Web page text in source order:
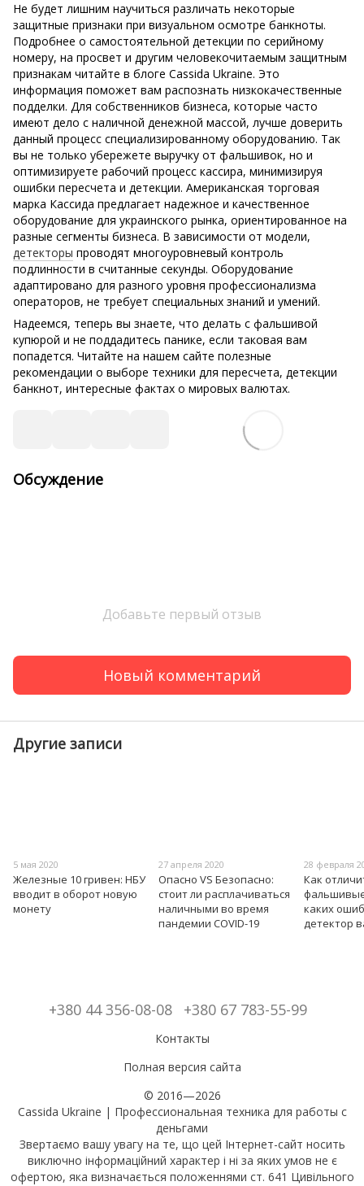
Не будет лишним научиться различать некоторые
защитные признаки при визуальном осмотре банкноты.
Подробнее о самостоятельной детекции по серийному
номеру, на просвет и другим человекочитаемым защитным
признакам читайте в блоге Cassida Ukraine. Это
информация поможет вам распознать низкокачественные
подделки. Для собственников бизнеса, которые часто
имеют дело с наличной денежной массой, лучше доверить
данный процесс специализированному оборудованию. Так
вы не только убережете выручку от фальшивок, но и
оптимизируете рабочий процесс кассира, минимизируя
ошибки пересчета и детекции. Американская торговая
марка Кассида предлагает надежное и качественное
оборудование для украинского рынка, ориентированное на
разные сегменты бизнеса. В зависимости от модели,
детекторы проводят многоуровневый контроль
подлинности в считанные секунды. Оборудование
адаптировано для разного уровня профессионализма
операторов, не требует специальных знаний и умений.
Надеемся, теперь вы знаете, что делать с фальшивой
купюрой и не поддадитесь панике, если таковая вам
попадется. Читайте на нашем сайте полезные
рекомендации о выборе техники для пересчета, детекции
банкнот, интересные фактах о мировых валютах.
Обсуждение
Добавьте первый отзыв
Новый комментарий
Другие записи
5 мая 2020
Железные 10 гривен: НБУ
вводит в оборот новую
монету
27 апреля 2020
Опасно VS Безопасно:
стоит ли расплачиваться
наличными во время
пандемии COVID-19
28 февраля
Как
каких
детектор
+380 44 356-08-08 +380 67 783-55-99
Контакты
Полная версия сайта
© 2016—2026
Cassida Ukraine | Профессиональная техника для работы с
деньгами
Звертаємо вашу увагу на те, що цей Інтернет-сайт носить
виключно інформаційний характер і ні за яких умов не є
офертою, яка визначається положеннями ст. 641 Цивільного